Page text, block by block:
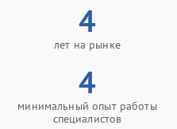
4
лет на рынке
4
минимальный опыт работы
специалистов